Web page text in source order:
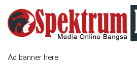
Ad banner here